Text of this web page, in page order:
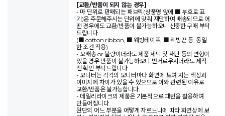
[교환/반품이 되지 않는 경우]
- 마 단위로 판매되는 패브릭(상품명 앞에 ■ 부호로 표
기)은 주문해주시는 단위에 맞춰 재단하여 배송되므로 어
떤 경우에도 교환/반품이 불가능하오니 신중한 구매 부탁
드립니다.
(■ cotton ribbon, ■ 웨빙테이프, ■ 웨빙끈 등, 동일
한 조건 적용)
- 오배송 or 불량이더라도 제품 세탁 및 재단 등의 변형이
있을 경우 반품이 불가능하오니 번거로우시더라도 제작
전 확인 부탁드립니다.
- 모니터는 각각의 모니터마다 화면에 보여 지는 색상과
이미지에 차이가 있을 수 있으므로 이와 관련된 이유로
교환/반품은 불가능합니다.
- 데일리라이크의 제품은 기본적으로 패턴을 활용하여
만들어집니다.
원단의 어느 부분을 어떻게 자르느냐에 따라 화면상에 보